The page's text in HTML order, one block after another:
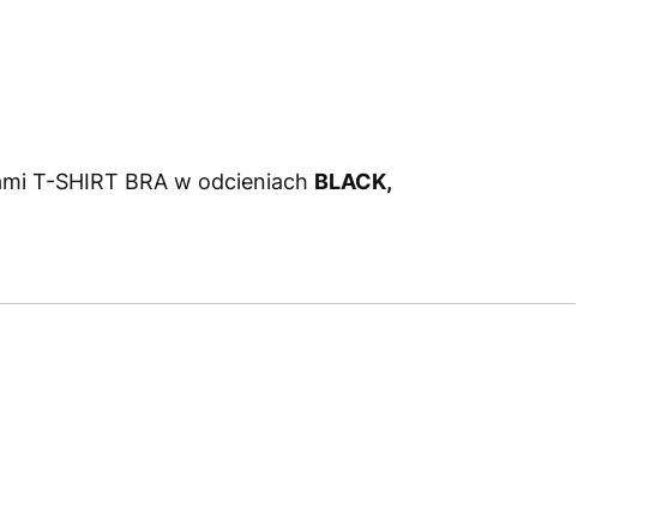
T-SHIRT BRA w odcieniach BLACK,